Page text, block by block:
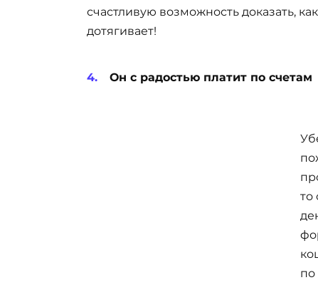
счастливую возможность доказать,
дотягивает!
Он с радостью платит по счетам
то
по